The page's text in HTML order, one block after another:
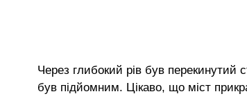
Через глибокий рів був перекинутий
був підйомним. Цікаво, що міст